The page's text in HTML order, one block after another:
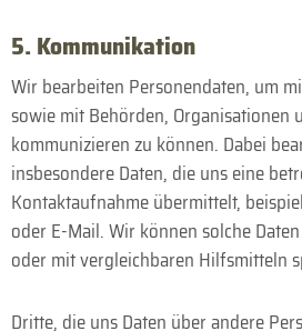
5. Kommunikation
Wir bearbeiten Personen­daten, um
sowie mit Behörden, Organi­sationen
kommuni­zieren zu können. Dabei
insbesondere Daten, die uns eine
Kontakt­aufnahme übermittelt,
oder E-Mail. Wir können solche
oder mit vergleichbaren Hilfs­mitteln
Dritte, die uns Daten über andere